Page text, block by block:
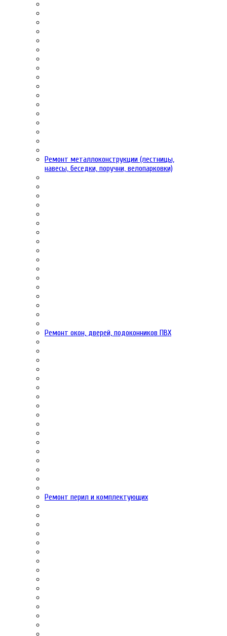
Ремонт металлоконструкции (лестницы,
навесы, беседки, поручни, велопарковки)
Ремонт окон, дверей, подоконников ПВХ
Ремонт перил и комплектующих